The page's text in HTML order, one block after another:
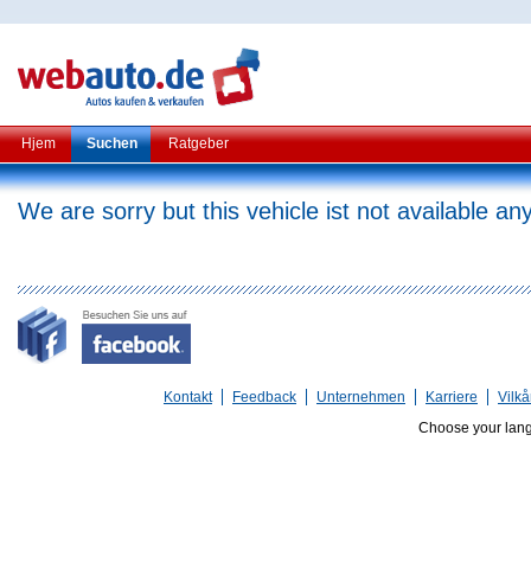
Hjem Suchen Ratgeber
We are sorry but this vehicle ist not available
Kontakt Feedback Unternehmen Karriere
Choose your